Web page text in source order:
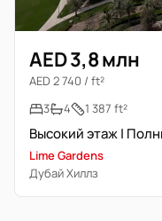
AED 3,8 млн
AED 2 740 / ft²
3
4 1 387 ft²
Высокий этаж |
Lime Gardens
Дубай Хиллз